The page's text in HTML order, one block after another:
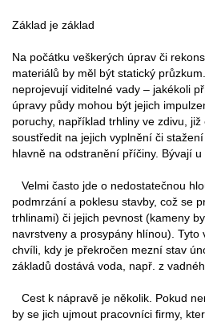
Základ je základ
Na počátku veškerých úprav či
materiálů by měl být statický
neprojevují viditelné vady – jakékoli
úpravy půdy mohou být jejich
poruchy, například trhliny ve zdivu,
soustředit na jejich vyplnění či
hlavně na odstranění příčiny. Bývají u
Velmi často jde o nedostatečnou
podmrzání a poklesu stavby, což se
trhlinami) či jejich pevnost (kameny
navrstveny a prosypány hlínou).
chvíli, kdy je překročen mezní stav
základů dostává voda, např. z
Cest k nápravě je několik. Pokud
by se jich ujmout pracovníci firmy,